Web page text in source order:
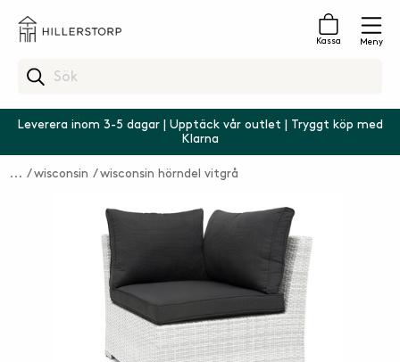
Kassa Meny
Leverera inom 3-5 dagar | Upptäck vår outlet | Tryggt köp med
Klarna
wisconsin wisconsin hörndel vitgrå